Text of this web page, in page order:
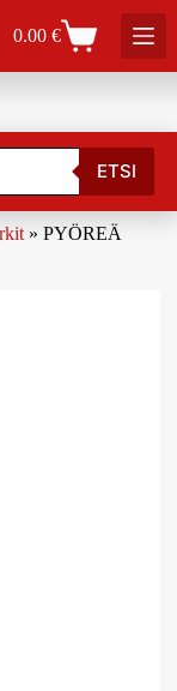
0.00€
ETSI
» PYÖREÄ